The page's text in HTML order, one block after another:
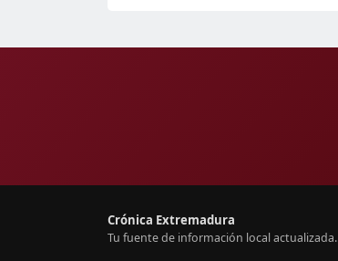
Crónica Extremadura
Tu fuente de información local actualizada.